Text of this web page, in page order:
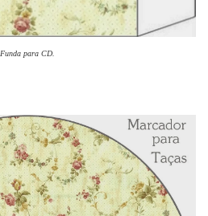
Funda para CD.